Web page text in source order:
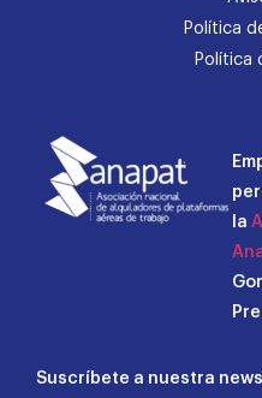
Política
Política
la
Suscríbete a nuestra